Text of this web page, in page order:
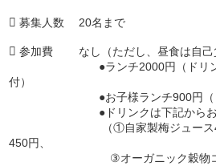
 募集人数 20名まで
 参加費 なし（ただし、昼食は自己
●ランチ2000円（ドリンク
付）
●お子様ランチ900円（ドリン
●ドリンクは下記からお選び
（①自家製梅ジュース400
450円、
③オーガニック穀物コーヒ